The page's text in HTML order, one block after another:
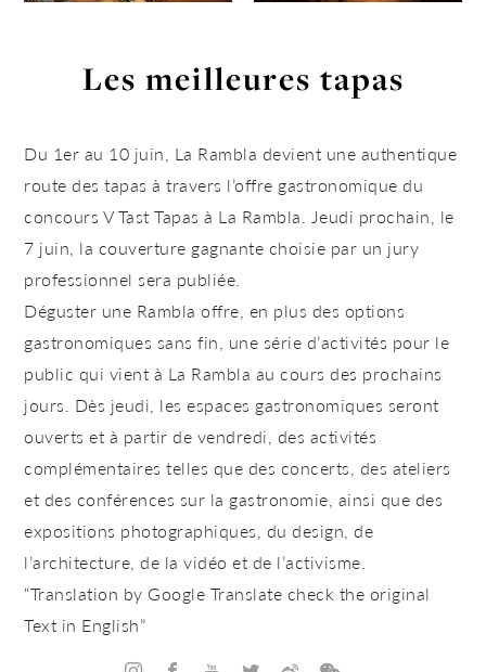
Les meilleures tapas
Du 1er au 10 juin, La Rambla devient une authentique
route des tapas à travers l’offre gastronomique du
concours V Tast Tapas à La Rambla. Jeudi prochain, le
7 juin, la couverture gagnante choisie par un jury
professionnel sera publiée.
Déguster une Rambla offre, en plus des options
gastronomiques sans fin, une série d’activités pour le
public qui vient à La Rambla au cours des prochains
jours. Dès jeudi, les espaces gastronomiques seront
ouverts et à partir de vendredi, des activités
complémentaires telles que des concerts, des ateliers
et des conférences sur la gastronomie, ainsi que des
expositions photographiques, du design, de
l’architecture, de la vidéo et de l’activisme.
“Translation by Google Translate check the original
Text in English”